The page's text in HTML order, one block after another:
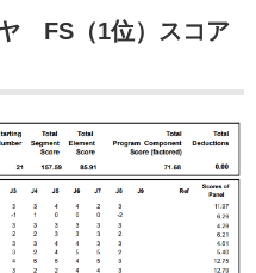
FS（1位）スコア